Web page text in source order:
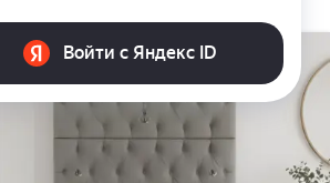
-9%